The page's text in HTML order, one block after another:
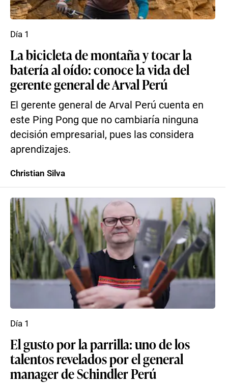
La bicicleta de montaña y tocar la
batería al oído: conoce la vida del
gerente general de Arval Perú
El gerente general de Arval Perú cuenta en
este Ping Pong que no cambiaría ninguna
decisión empresarial, pues las considera
aprendizajes.
Día 1
Christian Silva
El gusto por la parrilla: uno de los
talentos revelados por el general
manager de Schindler Perú
Día 1